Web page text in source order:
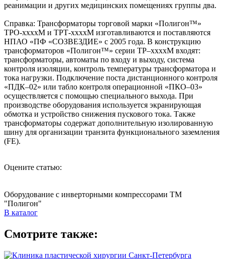
реанимации и других медицинских помещениях группы два.
Справка: Трансформаторы торговой марки «Полигон™»
ТРО-ххххМ и ТРТ-ххххМ изготавливаются и поставляются
НПАО «ПФ «СОЗВЕЗДИЕ» с 2005 года. В конструкцию
трансформаторов «Полигон™» серии ТР–ххххМ входят:
трансформаторы, автоматы по входу и выходу, система
контроля изоляции, контроль температуры трансформатора и
тока нагрузки. Подключение поста дистанционного контроля
«ПДК–02» или табло контроля операционной «ПКО–03»
осуществляется с помощью специального выхода. При
производстве оборудования используется экранирующая
обмотка и устройство снижения пускового тока. Также
трансформаторы содержат дополнительную изолированную
шину для организации транзита функционального заземления
(FE).
Оцените статью:
Оборудование с инверторными компрессорами ТМ
"Полигон"
В каталог
Смотрите также: